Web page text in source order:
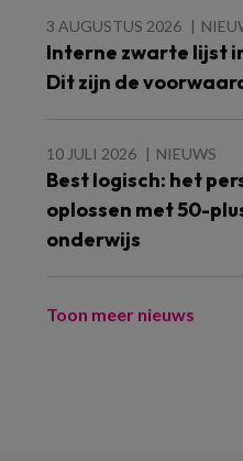
3 AUGUSTUS 2026
Interne zwarte lijst
Dit zijn de
10 JULI 2026 NIEUWS
Best logisch: het
oplossen met 50-
onderwijs
Toon meer nieuws